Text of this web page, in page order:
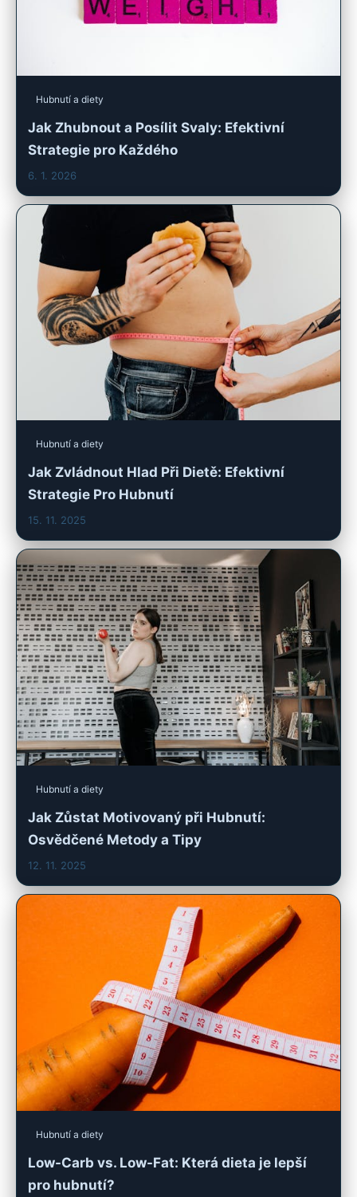
Hubnutí a diety
Jak Zhubnout a Posílit Svaly: Efektivní
Strategie pro Každého
6. 1. 2026
Hubnutí a diety
Jak Zvládnout Hlad Při Dietě: Efektivní
Strategie Pro Hubnutí
15. 11. 2025
Hubnutí a diety
Jak Zůstat Motivovaný při Hubnutí:
Osvědčené Metody a Tipy
12. 11. 2025
Hubnutí a diety
Low-Carb vs. Low-Fat: Která dieta je lepší
pro hubnutí?